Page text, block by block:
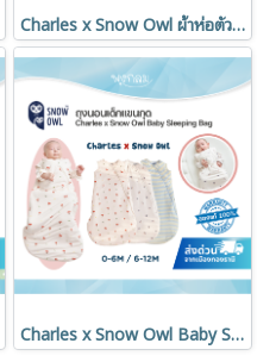
Charles x Snow Owl ผ้าห่อตัวสำเร็จรูป รุ่น Baby Swaddle 0-3 เดือน
Charles x Snow Owl Baby Sleeping Bag ถุงนอนเด็ก สำหรับเด็ก 0-12 เดือน